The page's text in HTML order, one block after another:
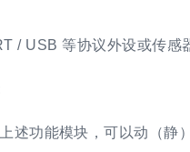
/ USB 等协议外设或传感
述功能模块，可以动（静